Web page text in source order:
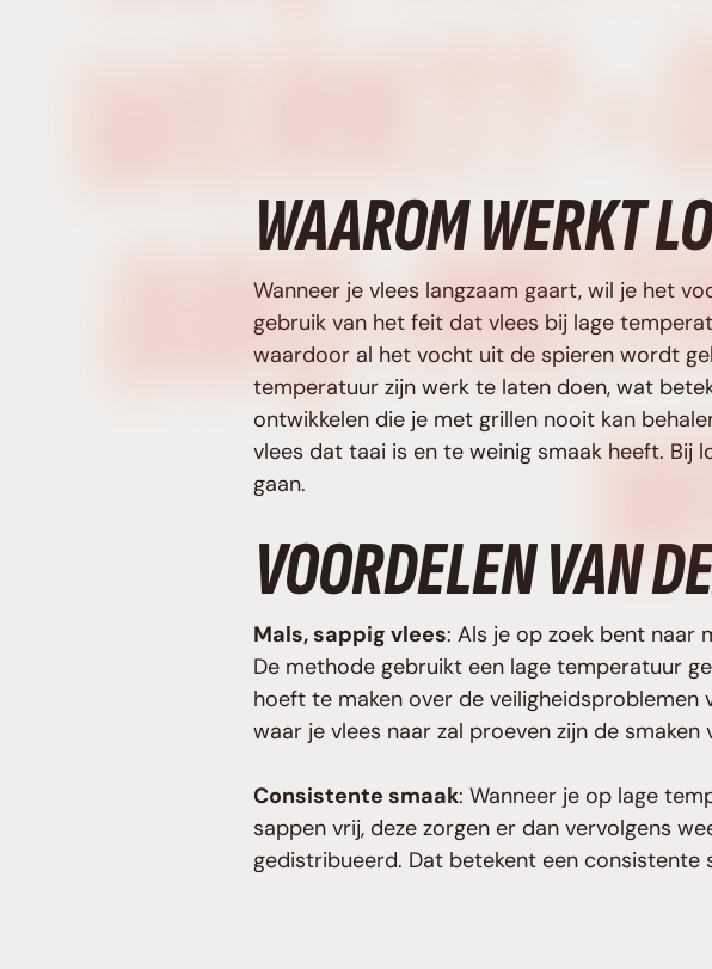
WAAROM WERKT
Wanneer je vlees langzaam gaart, wil je het
gebruik van het feit dat vlees bij lage
waardoor al het vocht uit de spieren wordt
temperatuur zijn werk te laten doen, wat
ontwikkelen die je met grillen nooit kan
vlees dat taai is en te weinig smaak heeft.
gaan.
VOORDELEN VAN
Mals, sappig vlees: Als je op zoek bent naar
De methode gebruikt een lage temperatuur
hoeft te maken over de veiligheidsproblemen
waar je vlees naar zal proeven zijn de
Consistente smaak: Wanneer je op lage
sappen vrij, deze zorgen er dan vervolgens
gedistribueerd. Dat betekent een consistente